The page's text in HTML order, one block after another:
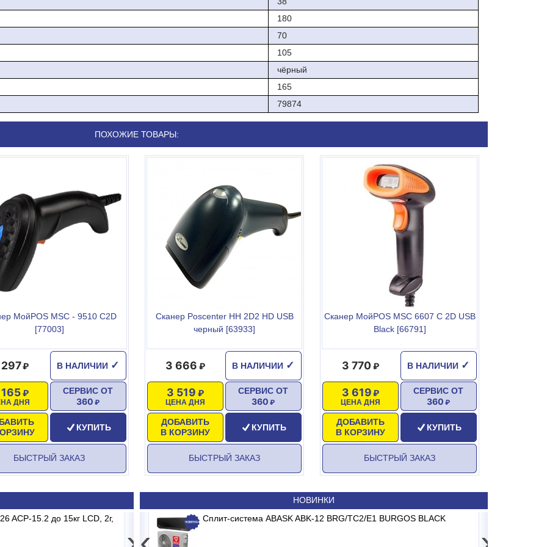
обеспечивают быстрое распознавание кодов при любых условиях:
±60°.
USB-HID. Доступна эмуляция USB-COM, и опционально - RS232. У новой модели стильный и современный
материалов: пластика и поликарбоната. Устройство выдерживает 50 падений с высоты 1,8 метров и
Благодаря анатомической форме рукояти его удобно держать и наводить на этикетки. Прибор весом 165 грамм
180
70
105
чёрный
165
79874
ПОХОЖИЕ ТОВАРЫ:
МойPOS MSC - 9510 C2D
[77003]
В НАЛИЧИИ ✓
ДНЯ
СЕРВИС ОТ
360
КУПИТЬ
БЫСТРЫЙ ЗАКАЗ
Сканер Poscenter HH 2D2 HD USB
черный [63933]
В НАЛИЧИИ ✓
3 666
ЦЕНА ДНЯ
3 519
ДОБАВИТЬ
В КОРЗИНУ
СЕРВИС ОТ
360
КУПИТЬ
БЫСТРЫЙ ЗАКАЗ
Сканер МойPOS MSC 6607 C 2D USB
Black [66791]
В НАЛИЧИИ ✓
3 770
ЦЕНА ДНЯ
3 619
ДОБАВИТЬ
В КОРЗИНУ
СЕРВИС ОТ
360
КУПИТЬ
БЫСТРЫЙ ЗАКАЗ
ACP-15.2 до 15кг LCD, 2г,
Весы электронные MERTECH M-ER 326 AC-15.2 до 15кг LCD, 2г, без стойки
НОВИНКИ
E1 MADRID INVERTER Сплит-система ABASK ABK-12 BRG/TC2/E1 BURGOS BLACK